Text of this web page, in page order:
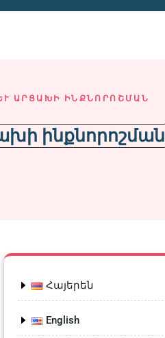
ԱՐՑԱԽԻ ԻՆՔՆՈՐՈՇՄԱՆ
ինքնորոշման
Հայերեն
English